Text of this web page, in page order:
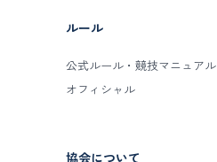
ルール
公式ルール・競技マニュアル
オフィシャル
協会について